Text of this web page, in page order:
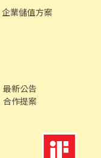
企業儲值方案
最新公告
合作提案